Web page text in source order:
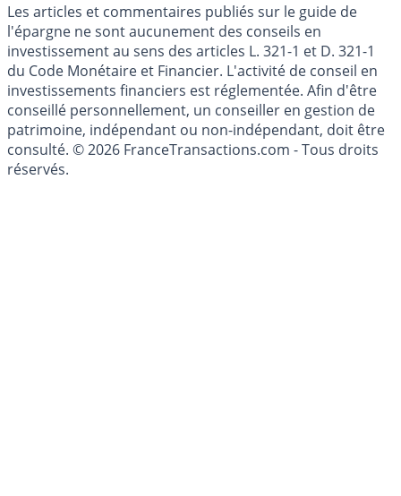
Les articles et commentaires publiés sur le guide de
l'épargne ne sont aucunement des conseils en
investissement au sens des articles L. 321-1 et D. 321-1
du Code Monétaire et Financier. L'activité de conseil en
investissements financiers est réglementée. Afin d'être
conseillé personnellement, un conseiller en gestion de
patrimoine, indépendant ou non-indépendant, doit être
consulté. © 2026 FranceTransactions.com - Tous droits
réservés.